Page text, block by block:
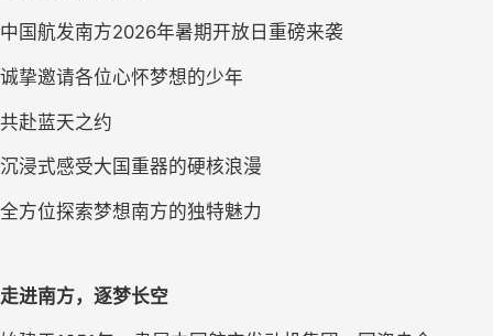
中国航发南方2026年暑期开放日重磅来袭
诚挚邀请各位心怀梦想的少年
共赴蓝天之约
沉浸式感受大国重器的硬核浪漫
全方位探索梦想南方的独特魅力
走进南方，逐梦长空